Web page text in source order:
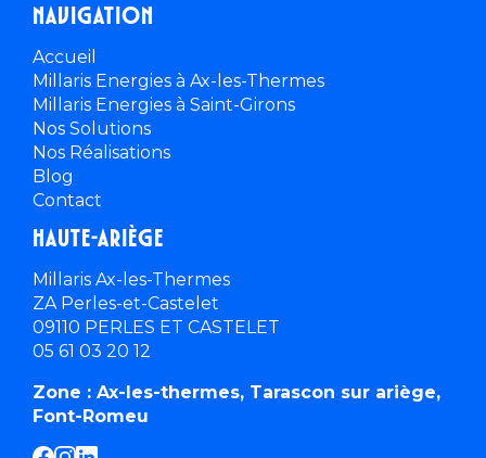
Navigation
Accueil
Millaris Energies à Ax-les-Thermes
Millaris Energies à Saint-Girons
Nos Solutions
Nos Réalisations
Blog
Contact
Haute-ariège
Millaris Ax-les-Thermes
ZA Perles-et-Castelet
09110 PERLES ET CASTELET
05 61 03 20 12
Zone : Ax-les-thermes, Tarascon sur ariège,
Font-Romeu